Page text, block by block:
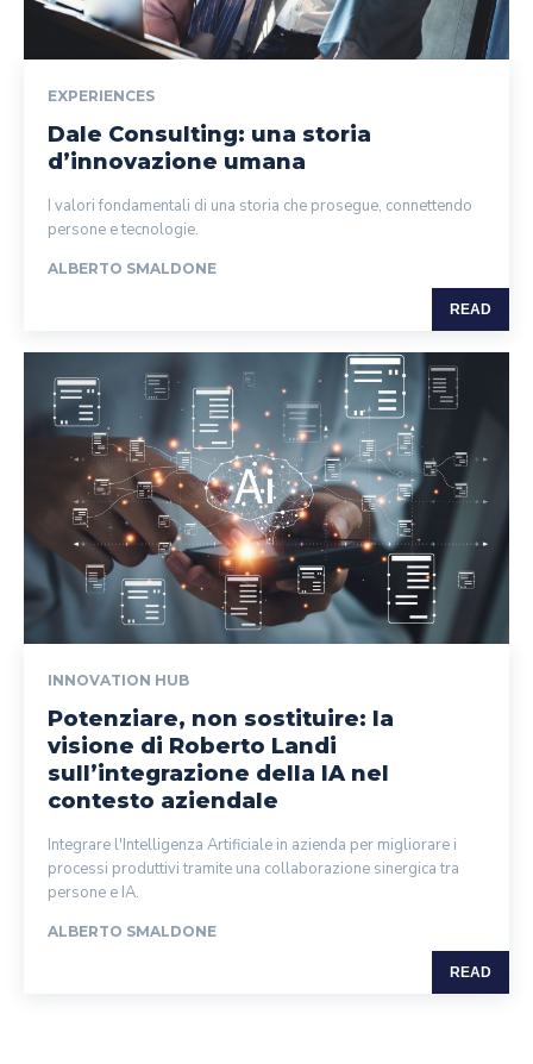
EXPERIENCES
Dale Consulting: una storia
d’innovazione umana
I valori fondamentali di una storia che prosegue, connettendo
persone e tecnologie.
ALBERTO SMALDONE
READ
INNOVATION HUB
Potenziare, non sostituire: la
visione di Roberto Landi
sull’integrazione della IA nel
contesto aziendale
Integrare l'Intelligenza Artificiale in azienda per migliorare i
processi produttivi tramite una collaborazione sinergica tra
persone e IA.
ALBERTO SMALDONE
READ